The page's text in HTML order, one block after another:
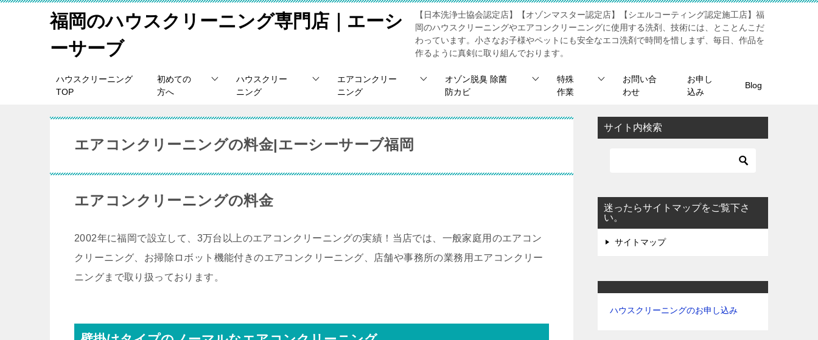
福岡のハウスクリーニング専門店｜エーシ
ーサーブ
【日本洗浄士協会認定店】【オゾンマスター認定店】【シエルコーティング認定施工店】福
岡のハウスクリーニングやエアコンクリーニングに使用する洗剤、技術には、とことんこだ
わっています。小さなお子様やペットにも安全なエコ洗剤で時間を惜しまず、毎日、作品を
作るように真剣に取り組んでおります。
ハウスクリーニング
TOP
初めての
方へ
ハウスクリー
ニング
エアコンクリー
ニング
オゾン脱臭 除菌
防カビ
特殊
作業
お問い合
わせ
お申し
込み
Blog
エアコンクリーニングの料金|エーシーサーブ福岡
エアコンクリーニングの料金
2002年に福岡で設立して、3万台以上のエアコンクリーニングの実績！当店では、一般家庭用のエアコン
クリーニング、お掃除ロボット機能付きのエアコンクリーニング、店舗や事務所の業務用エアコンクリー
ニングまで取り扱っております。
サイト内検索
迷ったらサイトマップをご覧下さ
い。
サイトマップ
ハウスクリーニングのお申し込み